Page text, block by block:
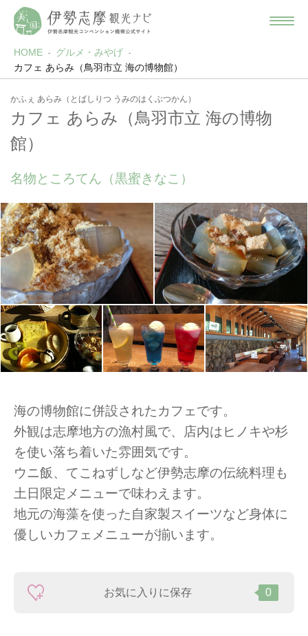
HOME
グルメ・みやげ
カフェ あらみ（鳥羽市立 海の博物館）
かふぇ あらみ（とばしりつ うみのはくぶつかん）
カフェ あらみ（鳥羽市立 海の博物
館）
名物ところてん（黒蜜きなこ）
海の博物館に併設されたカフェです。
外観は志摩地方の漁村風で、店内はヒノキや杉
を使い落ち着いた雰囲気です。
ウニ飯、てこねずしなど伊勢志摩の伝統料理も
土日限定メニューで味わえます。
地元の海藻を使った自家製スイーツなど身体に
優しいカフェメニューが揃います。
お気に入りに保存 0